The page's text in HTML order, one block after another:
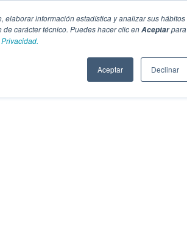
elaborar información estadística y analizar sus hábitos
carácter técnico. Puedes hacer clic enAceptarpara
Aceptar Declinar